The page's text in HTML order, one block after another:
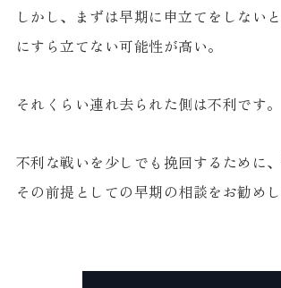
しかし、まずは早期に申立てをしない
にすら立てない可能性が高い。
それくらい連れ去られた側は不利です。
不利な戦いを少しでも挽回するために
その前提としての早期の相談をお勧めし